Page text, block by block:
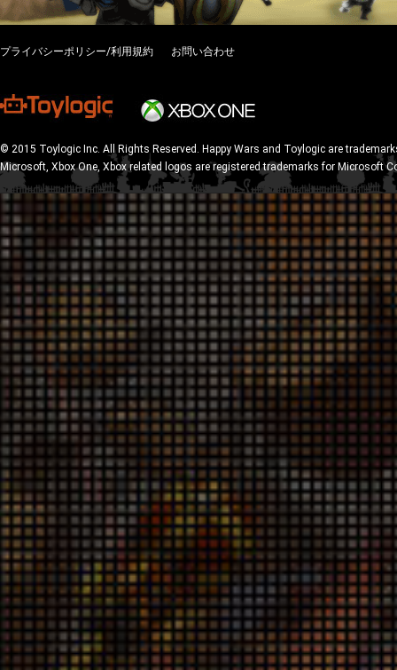
プライバシーポリシー/利用規約 お問い合わせ
© 2015 Toylogic Inc. All Rights Reserved. Happy Wars and Toylogic are
Microsoft, Xbox One, Xbox related logos are registered trademarks for Microsoft